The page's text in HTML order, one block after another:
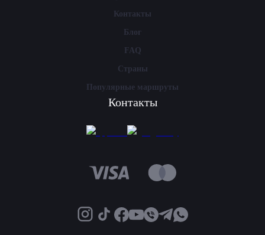
Контакты
Блог
FAQ
Страны
Популярные маршруты
Контакты